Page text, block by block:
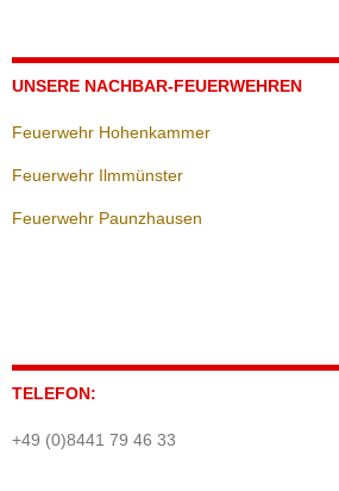
UNSERE NACHBAR-FEUERWEHREN
Feuerwehr Hohenkammer
Feuerwehr Ilmmünster
Feuerwehr Paunzhausen
TELEFON:
+49 (0)8441 79 46 33